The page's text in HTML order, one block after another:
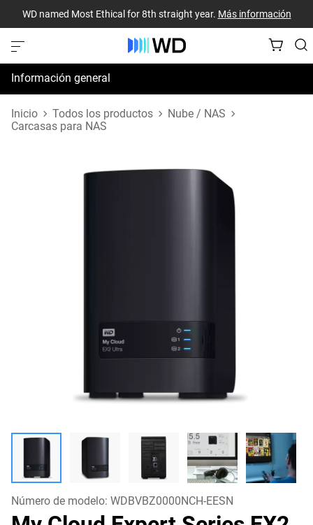
WD named Most Ethical for 8th straight year. Más información
Información general
Especificaciones
Inicio Todos los productos
Nube / NAS
Carcasas para NAS
Número de modelo: WDBVBZ0000NCH-EESN